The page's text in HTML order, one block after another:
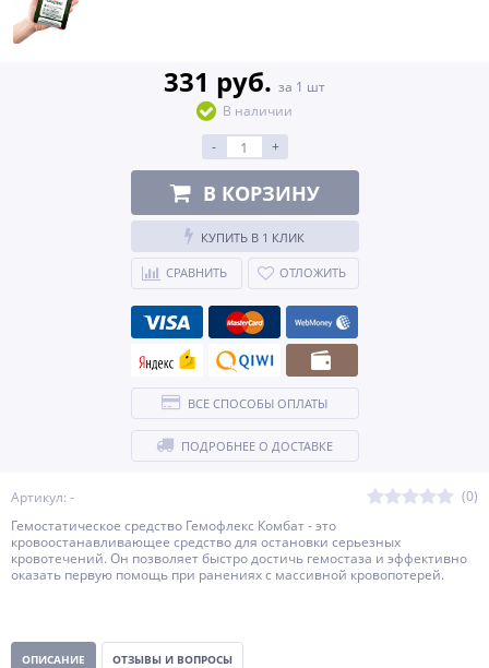
Артикул: -
(0)
Гемостатическое средство Гемофлекс Комбат - это
кровоостанавливающее средство для остановки серьезных
кровотечений. Он позволяет быстро достичь гемостаза и эффективно
оказать первую помощь при ранениях с массивной кровопотерей.
331 руб. за 1 шт
В наличии
-
+
В КОРЗИНУ
КУПИТЬ В 1 КЛИК
СРАВНИТЬ ОТЛОЖИТЬ
ВСЕ СПОСОБЫ ОПЛАТЫ
ПОДРОБНЕЕ О ДОСТАВКЕ
ОПИСАНИЕ ОТЗЫВЫ И ВОПРОСЫ